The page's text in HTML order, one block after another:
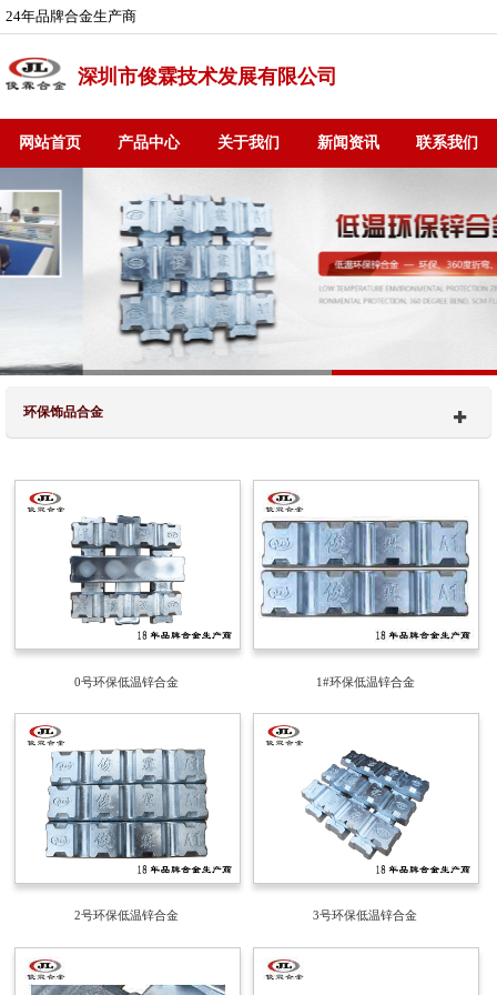
24年品牌合金生产商
深圳市俊霖技术发展有限公司
网站首页 产品中心 关于我们 新闻资讯 联系我们
环保饰品合金
0号环保低温锌合金 1#环保低温锌合金
2号环保低温锌合金 3号环保低温锌合金